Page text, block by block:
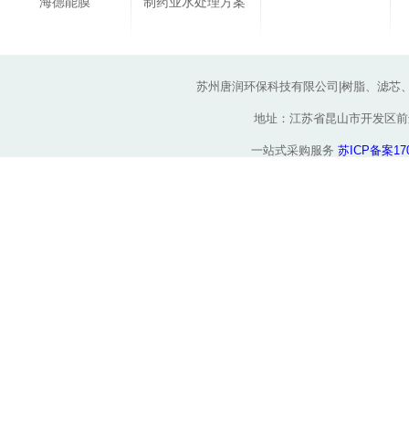
苏州唐润环保科技有限公司|树脂、滤芯
地址：江苏省昆山市开发区
一站式采购服务 苏ICP备案